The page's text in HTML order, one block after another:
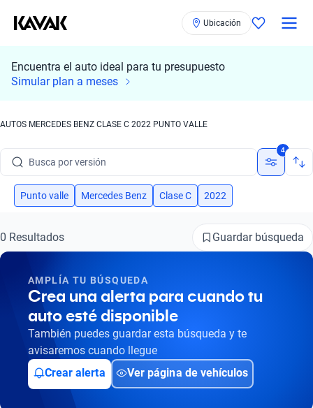
Ubicación
Encuentra el auto ideal para tu presupuesto
Simular plan a meses
AUTOS MERCEDES BENZ CLASE C 2022 PUNTO VALLE
Busca por marca
Busca por año
Busca por marca
Busca por año
4
Punto valle Mercedes Benz Clase C 2022
0 Resultados Guardar búsqueda
AMPLÍA TU BÚSQUEDA
Crea una alerta para cuando tu
auto esté disponible
También puedes guardar esta búsqueda y te
avisaremos cuando llegue
Crear alerta
Ver página de vehículos